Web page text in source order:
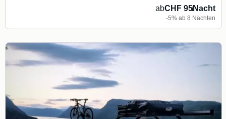
abCHF 95/Nacht
-5% ab 8 Nächten